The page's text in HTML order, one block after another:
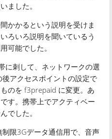
ました。
かかるという説明を受けま
ろいろ説明を聞いているう
可能でした。
に刺して、ネットワークの選
アクセスポイントの設定で
のを f3prepaid に変更。あ
す。携帯上でアクティベー
でした。
限3Gデータ通信用で、音声